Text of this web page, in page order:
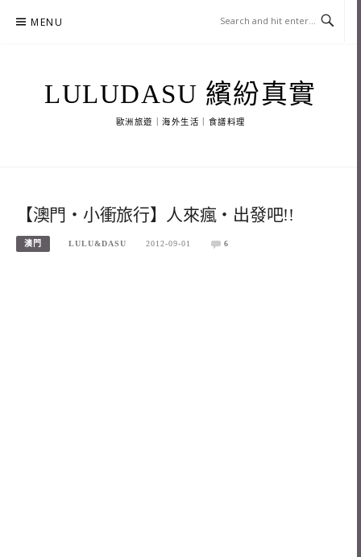
MENU
LULUDASU 繽紛真實
歐洲旅遊｜海外生活｜食譜料理
【澳門‧小衝旅行】人來瘋‧出發吧!!
澳門 LULU&DASU 2012-09-01 6